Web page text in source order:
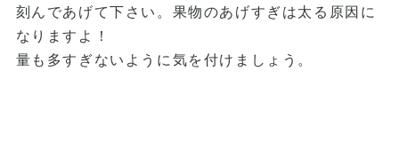
刻んであげて下さい。果物のあげすぎは太る原因に
なりますよ！
量も多すぎないように気を付けましょう。